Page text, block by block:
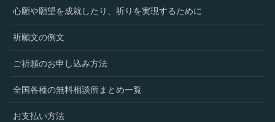
心願や願望を成就したり、祈りを実現するために
祈願文の例文
ご祈願のお申し込み方法
全国各種の無料相談所まとめ一覧
お支払い方法